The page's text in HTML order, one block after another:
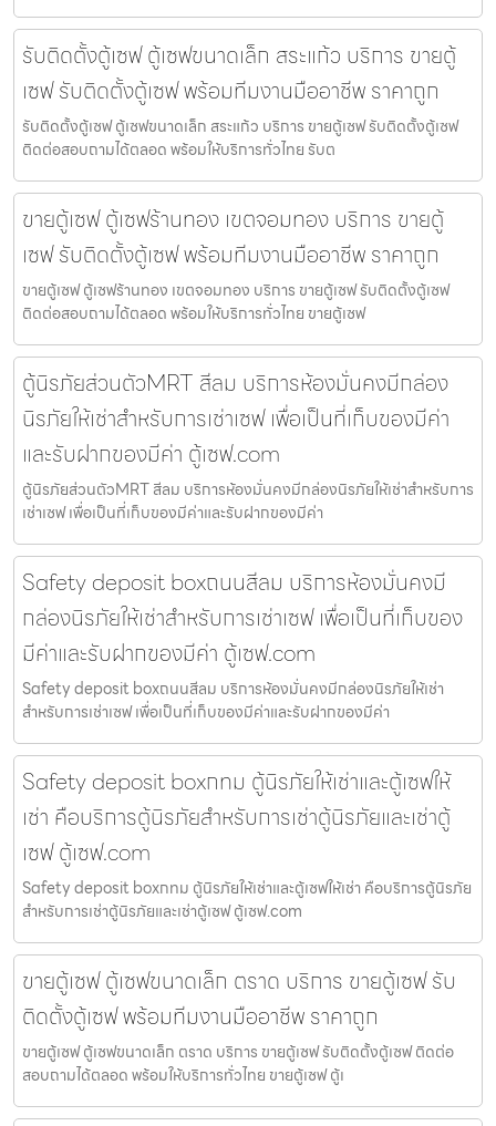
รับติดตั้งตู้เซฟ ตู้เซฟขนาดเล็ก สระแก้ว บริการ ขายตู้
เซฟ รับติดตั้งตู้เซฟ พร้อมทีมงานมืออาชีพ ราคาถูก
รับติดตั้งตู้เซฟ ตู้เซฟขนาดเล็ก สระแก้ว บริการ ขายตู้เซฟ รับติดตั้งตู้เซฟ
ติดต่อสอบถามได้ตลอด พร้อมให้บริการทั่วไทย รับต
ขายตู้เซฟ ตู้เซฟร้านทอง เขตจอมทอง บริการ ขายตู้
เซฟ รับติดตั้งตู้เซฟ พร้อมทีมงานมืออาชีพ ราคาถูก
ขายตู้เซฟ ตู้เซฟร้านทอง เขตจอมทอง บริการ ขายตู้เซฟ รับติดตั้งตู้เซฟ
ติดต่อสอบถามได้ตลอด พร้อมให้บริการทั่วไทย ขายตู้เซฟ
ตู้นิรภัยส่วนตัวMRT สีลม บริการห้องมั่นคงมีกล่อง
นิรภัยให้เช่าสำหรับการเช่าเซฟ เพื่อเป็นที่เก็บของมีค่า
และรับฝากของมีค่า ตู้เซฟ.com
ตู้นิรภัยส่วนตัวMRT สีลม บริการห้องมั่นคงมีกล่องนิรภัยให้เช่าสำหรับการ
เช่าเซฟ เพื่อเป็นที่เก็บของมีค่าและรับฝากของมีค่า
Safety deposit boxถนนสีลม บริการห้องมั่นคงมี
กล่องนิรภัยให้เช่าสำหรับการเช่าเซฟ เพื่อเป็นที่เก็บของ
มีค่าและรับฝากของมีค่า ตู้เซฟ.com
Safety deposit boxถนนสีลม บริการห้องมั่นคงมีกล่องนิรภัยให้เช่า
สำหรับการเช่าเซฟ เพื่อเป็นที่เก็บของมีค่าและรับฝากของมีค่า
Safety deposit boxกทม ตู้นิรภัยให้เช่าและตู้เซฟให้
เช่า คือบริการตู้นิรภัยสำหรับการเช่าตู้นิรภัยและเช่าตู้
เซฟ ตู้เซฟ.com
Safety deposit boxกทม ตู้นิรภัยให้เช่าและตู้เซฟให้เช่า คือบริการตู้นิรภัย
สำหรับการเช่าตู้นิรภัยและเช่าตู้เซฟ ตู้เซฟ.com
ขายตู้เซฟ ตู้เซฟขนาดเล็ก ตราด บริการ ขายตู้เซฟ รับ
ติดตั้งตู้เซฟ พร้อมทีมงานมืออาชีพ ราคาถูก
ขายตู้เซฟ ตู้เซฟขนาดเล็ก ตราด บริการ ขายตู้เซฟ รับติดตั้งตู้เซฟ ติดต่อ
สอบถามได้ตลอด พร้อมให้บริการทั่วไทย ขายตู้เซฟ ตู้เ